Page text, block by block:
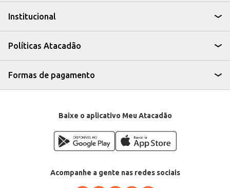
Institucional
Políticas Atacadão
Formas de pagamento
Baixe o aplicativo Meu Atacadão
Acompanhe a gente nas redes sociais